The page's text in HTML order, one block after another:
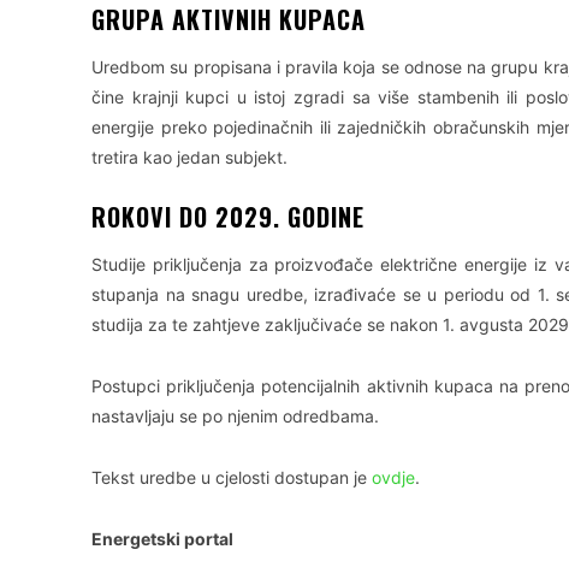
GRUPA AKTIVNIH KUPACA
Uredbom su propisana i pravila koja se odnose na grupu
čine krajnji kupci u istoj zgradi sa više stambenih ili
energije preko pojedinačnih ili zajedničkih obračunskih
tretira kao jedan subjekt.
ROKOVI DO 2029. GODINE
Studije priključenja za proizvođače električne energije iz
stupanja na snagu uredbe, izrađivaće se u periodu od 1.
studija za te zahtjeve zaključivaće se nakon 1. avgusta
Postupci priključenja potencijalnih aktivnih kupaca na
nastavljaju se po njenim odredbama.
Tekst uredbe u cjelosti dostupan je ovdje.
Energetski portal